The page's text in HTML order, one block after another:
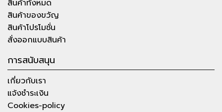
สินค้าทั้งหมด
สินค้าของขวัญ
สินค้าโปรโมชั่น
สั่งออกแบบสินค้า
การสนับสนุน
เกี่ยวกับเรา
แจ้งชำระเงิน
Cookies-policy